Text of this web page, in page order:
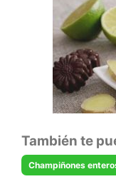
También te
Champiñones